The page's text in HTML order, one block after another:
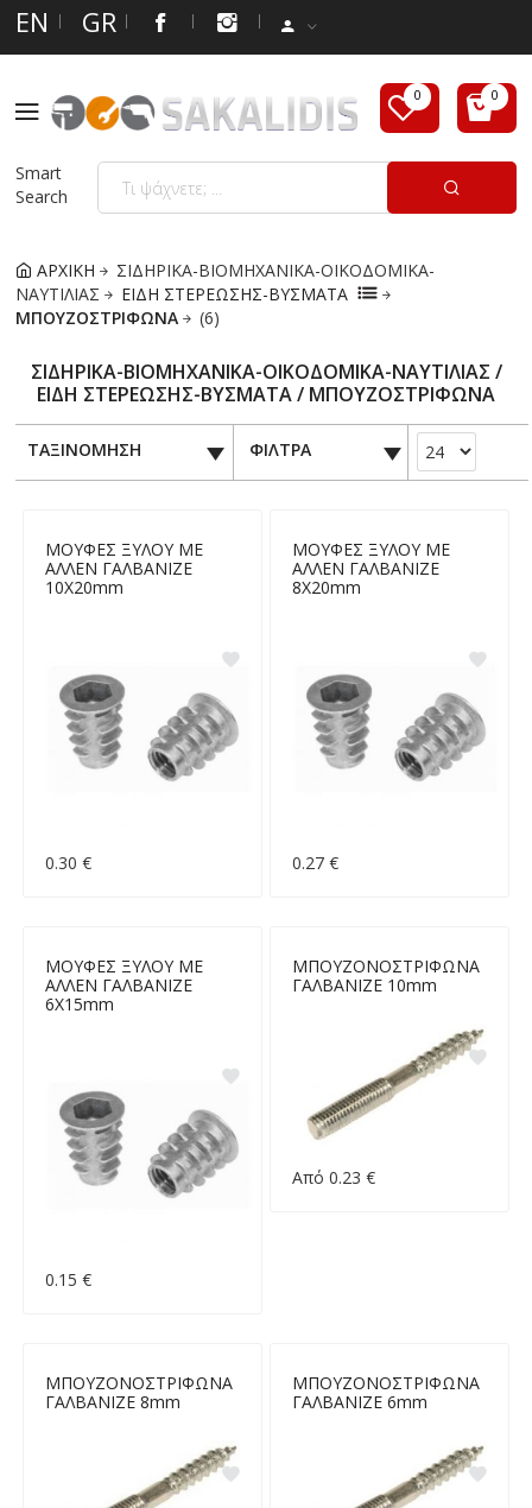
EN GR
Smart
Search
ΑΡΧΙΚΗ
ΣΙΔΗΡΙΚΑ-ΒΙΟΜΗΧΑΝΙΚΑ-ΟΙΚΟΔΟΜΙΚΑ-
ΝΑΥΤΙΛΙΑΣ
ΕΙΔΗ ΣΤΕΡΕΩΣΗΣ-ΒΥΣΜΑΤΑ
ΜΠΟΥΖΟΣΤΡΙΦΩΝΑ
(6)
ΣΙΔΗΡΙΚΑ-ΒΙΟΜΗΧΑΝΙΚΑ-ΟΙΚΟΔΟΜΙΚΑ-ΝΑΥΤΙΛΙΑΣ /
ΕΙΔΗ ΣΤΕΡΕΩΣΗΣ-ΒΥΣΜΑΤΑ / ΜΠΟΥΖΟΣΤΡΙΦΩΝΑ
ΤΑΞΙΝΟΜΗΣΗ ΦΙΛΤΡΑ
ΜΟΥΦΕΣ ΞΥΛΟΥ ΜΕ
ΑΛΛΕΝ ΓΑΛΒΑΝΙΖΕ
10Χ20mm
0.30 €
ΜΟΥΦΕΣ ΞΥΛΟΥ ΜΕ
ΑΛΛΕΝ ΓΑΛΒΑΝΙΖΕ
8Χ20mm
0.27 €
ΜΟΥΦΕΣ ΞΥΛΟΥ ΜΕ
ΑΛΛΕΝ ΓΑΛΒΑΝΙΖΕ
6Χ15mm
0.15 €
ΜΠΟΥΖΟΝΟΣΤΡΙΦΩΝΑ
ΓΑΛΒΑΝΙΖΕ 10mm
Από 0.23 €
ΜΠΟΥΖΟΝΟΣΤΡΙΦΩΝΑ
ΓΑΛΒΑΝΙΖΕ 8mm
ΜΠΟΥΖΟΝΟΣΤΡΙΦΩΝΑ
ΓΑΛΒΑΝΙΖΕ 6mm